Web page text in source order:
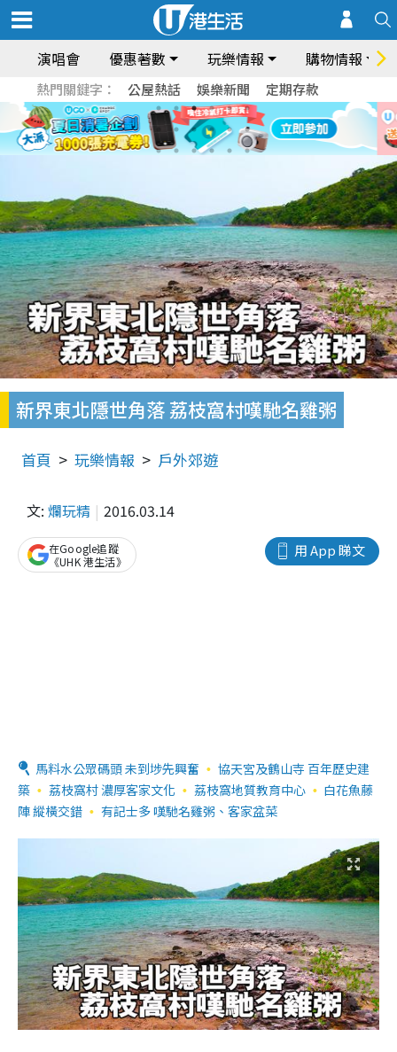
演唱會 優惠著數 玩樂情報 購物情報
熱門關鍵字： 公屋熱話 娛樂新聞 定期存款
新界東北隱世角落 荔枝窩村嘆馳名雞粥
首頁 玩樂情報 戶外郊遊
文: 爛玩精 2016.03.14
用 App 睇文
在Google追蹤
《UHK 港生活》
馬料水公眾碼頭 未到埗先興奮
協天宮及鶴山寺 百年歷史建
築
荔枝窩村 濃厚客家文化 荔枝窩地質教育中心
白花魚藤
陣 縱橫交錯
有記士多 嘆馳名雞粥、客家盆菜